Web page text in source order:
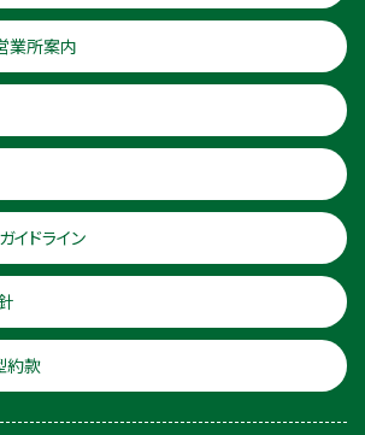
業所案内
イドライン
約款